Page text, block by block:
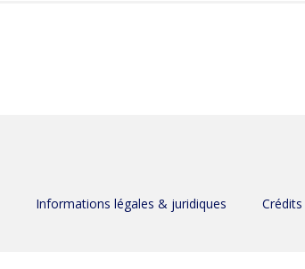
Informations légales & juridiques Crédits